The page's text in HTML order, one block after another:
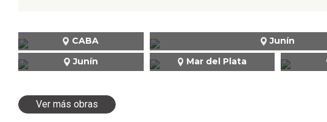
CABA Junín
Junín
Mar del Plata
Ver más obras